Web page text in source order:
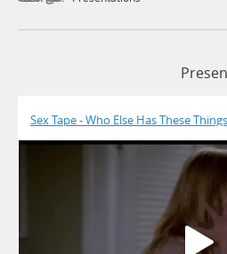
Sex Tape - Who Else Has These